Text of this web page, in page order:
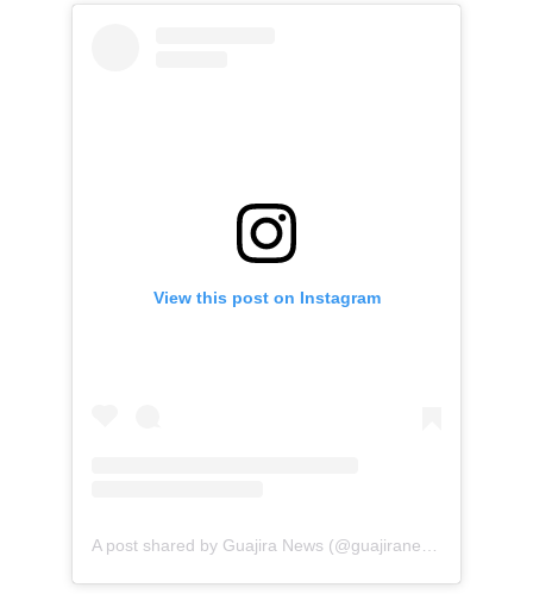
View this post on Instagram
A post shared by Guajira News (@guajiranews)